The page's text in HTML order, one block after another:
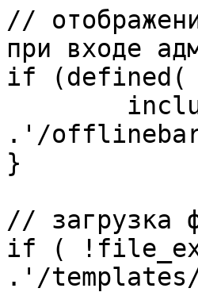
//
при входе
if (defined(
.'/
}
// загрузка
if (
.'/